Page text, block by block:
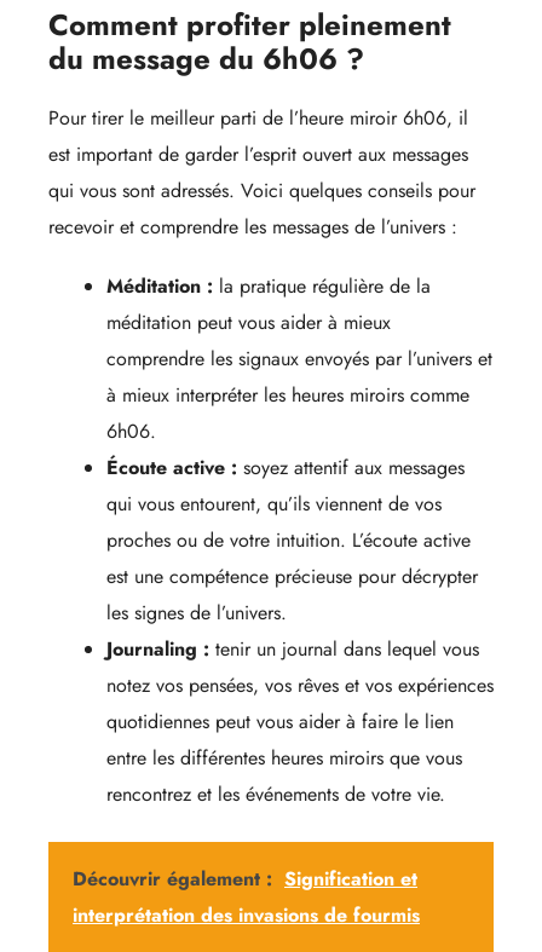
Comment profiter pleinement
du message du 6h06 ?
Pour tirer le meilleur parti de l’heure miroir 6h06, il
est important de garder l’esprit ouvert aux messages
qui vous sont adressés. Voici quelques conseils pour
recevoir et comprendre les messages de l’univers :
Méditation : la pratique régulière de la
méditation peut vous aider à mieux
comprendre les signaux envoyés par l’univers et
à mieux interpréter les heures miroirs comme
6h06.
Écoute active : soyez attentif aux messages
qui vous entourent, qu’ils viennent de vos
proches ou de votre intuition. L’écoute active
est une compétence précieuse pour décrypter
les signes de l’univers.
Journaling : tenir un journal dans lequel vous
notez vos pensées, vos rêves et vos expériences
quotidiennes peut vous aider à faire le lien
entre les différentes heures miroirs que vous
rencontrez et les événements de votre vie.
Découvrir également : Signification et
interprétation des invasions de fourmis